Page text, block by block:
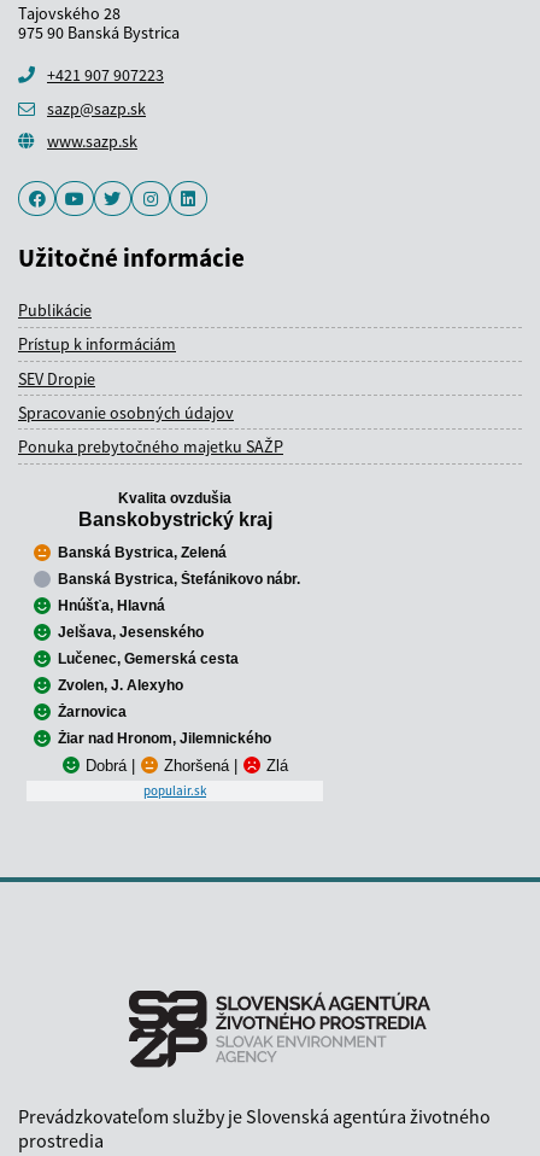
Tajovského 28
975 90 Banská Bystrica
+421 907 907223
sazp@sazp.sk
www.sazp.sk
FacebookYoutubeTwitterInstagramLinkedIn
Užitočné informácie
Publikácie
Prístup k informáciám
SEV Dropie
Spracovanie osobných údajov
Ponuka prebytočného majetku SAŽP
Kvalita ovzdušia
Banskobystrický kraj
Banská Bystrica, Zelená
Banská Bystrica, Štefánikovo nábr.
Hnúšťa, Hlavná
Jelšava, Jesenského
Lučenec, Gemerská cesta
Zvolen, J. Alexyho
Žarnovica
Žiar nad Hronom, Jilemnického
Dobrá | Zhoršená | Zlá
populair.sk
Prevádzkovateľom služby je Slovenská agentúra životného
prostredia